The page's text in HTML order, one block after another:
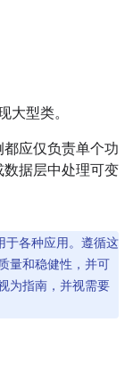
大型类。
应仅负责单个功
据层中处理可变
于各种应用。遵循这
量和稳健性，并可
为指南，并视需要